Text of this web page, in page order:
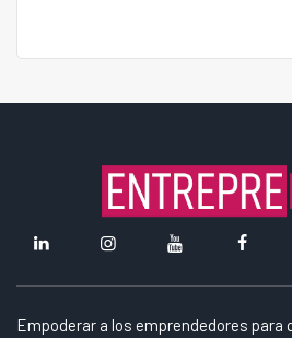
Empoderar a los emprendedores para